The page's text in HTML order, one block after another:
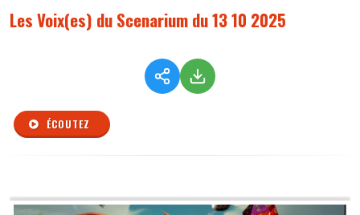
Les Voix(es) du Scenarium du 13 10 2025
ÉCOUTEZ